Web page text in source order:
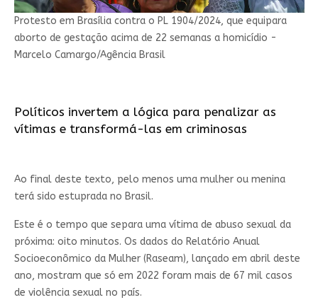
Protesto em Brasília contra o PL 1904/2024, que equipara
aborto de gestação acima de 22 semanas a homicídio -
Marcelo Camargo/Agência Brasil
Políticos invertem a lógica para penalizar as
vítimas e transformá-las em criminosas
Ao final deste texto, pelo menos uma mulher ou menina
terá sido estuprada no Brasil.
Este é o tempo que separa uma vítima de abuso sexual da
próxima: oito minutos. Os dados do Relatório Anual
Socioeconômico da Mulher (Raseam), lançado em abril deste
ano, mostram que só em 2022 foram mais de 67 mil casos
de violência sexual no país.